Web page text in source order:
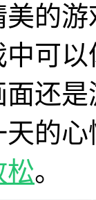
的
中可
还
的
松。